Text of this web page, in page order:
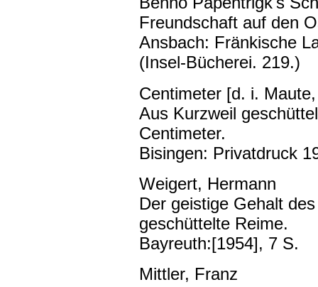
Freundschaft auf den
Ansbach: Fränkische
(Insel-Bücherei. 219.)
Centimeter [d. i.
Aus Kurzweil
Centimeter.
Bisingen: Privatdruck
Weigert, Hermann
Der geistige Gehalt
geschüttelte Reime.
Bayreuth:[1954], 7 S.
Mittler, Franz